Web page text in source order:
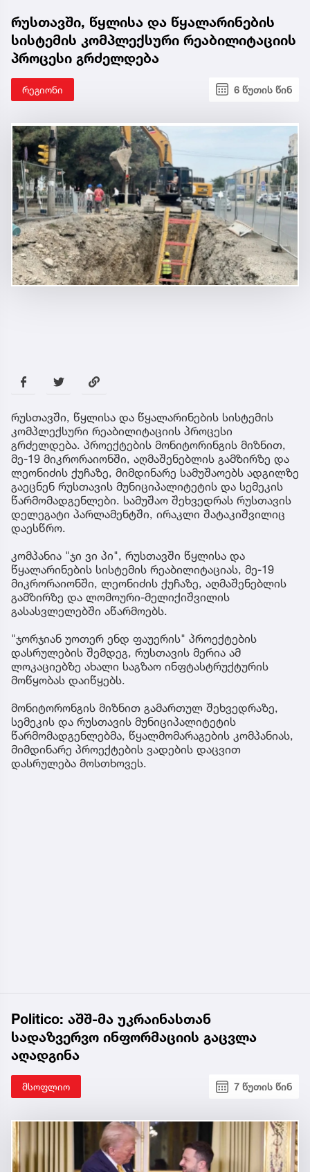
რუსთავში, წყლისა და წყალარინების
სისტემის კომპლექსური რეაბილიტაციის
პროცესი გრძელდება
რეგიონი 6 წუთის წინ
რუსთავში, წყლისა და წყალარინების სისტემის
კომპლექსური რეაბილიტაციის პროცესი
გრძელდება. პროექტების მონიტორინგის მიზნით,
მე-19 მიკრორაიონში, აღმაშენებლის გამზირზე და
ლეონიძის ქუჩაზე, მიმდინარე სამუშაოებს ადგილზე
გაეცნენ რუსთავის მუნიციპალიტეტის და სემეკის
წარმომადგენლები. სამუშაო შეხვედრას რუსთავის
დელეგატი პარლამენტში, ირაკლი შატაკიშვილიც
დაესწრო.
კომპანია "ჯი ვი პი", რუსთავში წყლისა და
წყალარინების სისტემის რეაბილიტაციას, მე-19
მიკრორაიონში, ლეონიძის ქუჩაზე, აღმაშენებლის
გამზირზე და ლომოური-მელიქიშვილის
გასასვლელებში აწარმოებს.
"ჯორჯიან უოთერ ენდ ფაუერის" პროექტების
დასრულების შემდეგ, რუსთავის მერია ამ
ლოკაციებზე ახალი საგზაო ინფტასტრუქტურის
მოწყობას დაიწყებს.
მონიტორონგის მიზნით გამართულ შეხვედრაზე,
სემეკის და რუსთავის მუნიციპალიტეტის
წარმომადგენლებმა, წყალმომარაგების კომპანიას,
მიმდინარე პროექტების ვადების დაცვით
დასრულება მოსთხოვეს.
Politico: აშშ-მა უკრაინასთან
სადაზვერვო ინფორმაციის გაცვლა
აღადგინა
მსოფლიო 7 წუთის წინ